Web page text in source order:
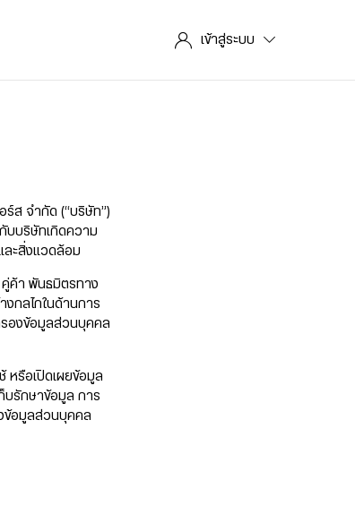
เข้าสู่ระบบ
ร์ส จำกัด (“บริษัท”)
บบริษัทเกิดความ
ละสิ่งแวดล้อม
ค้า พันธมิตรทาง
งกลไกในด้านการ
องข้อมูลส่วนบุคคล
หรือเปิดเผยข้อมูล
บรักษาข้อมูล การ
ข้อมูลส่วนบุคคล